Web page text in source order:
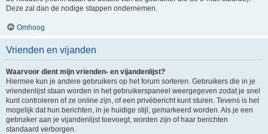
Deze zal dan de nodige stappen ondernemen.
Omhoog
Vrienden en vijanden
Waarvoor dient mijn vrienden- en vijandenlijst?
Hiermee kun je andere gebruikers op het forum sorteren. Gebruikers die in je
vriendenlijst staan worden in het gebruikerspaneel weergegeven zodat je snel
kunt controleren of ze online zijn, of een privébericht kunt sturen. Tevens is het
mogelijk dat hun berichten, in je huidige stijl, gemarkeerd worden. Als je een
gebruiker aan je vijandenlijst toevoegt, worden zijn of haar berichten
standaard verborgen.